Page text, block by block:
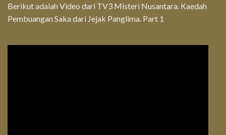
Berikut adalah Video dari TV3 Misteri Nusantara. Kaedah
Pembuangan Saka dari Jejak Panglima. Part 1